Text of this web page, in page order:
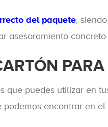
del paquete,
asesoramiento
que puedes utilizar en
encontrar en el